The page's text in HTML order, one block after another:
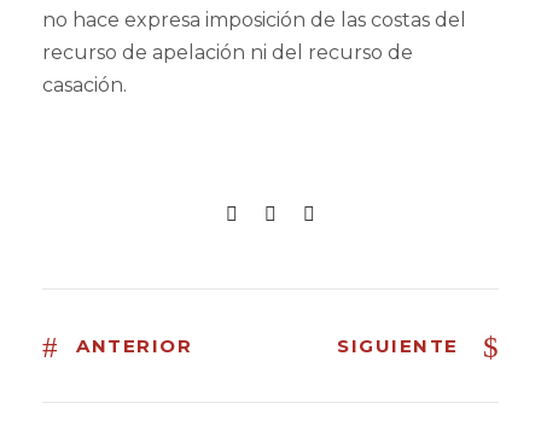
no hace expresa imposición de las costas del
recurso de apelación ni del recurso de
casación.
ANTERIOR SIGUIENTE